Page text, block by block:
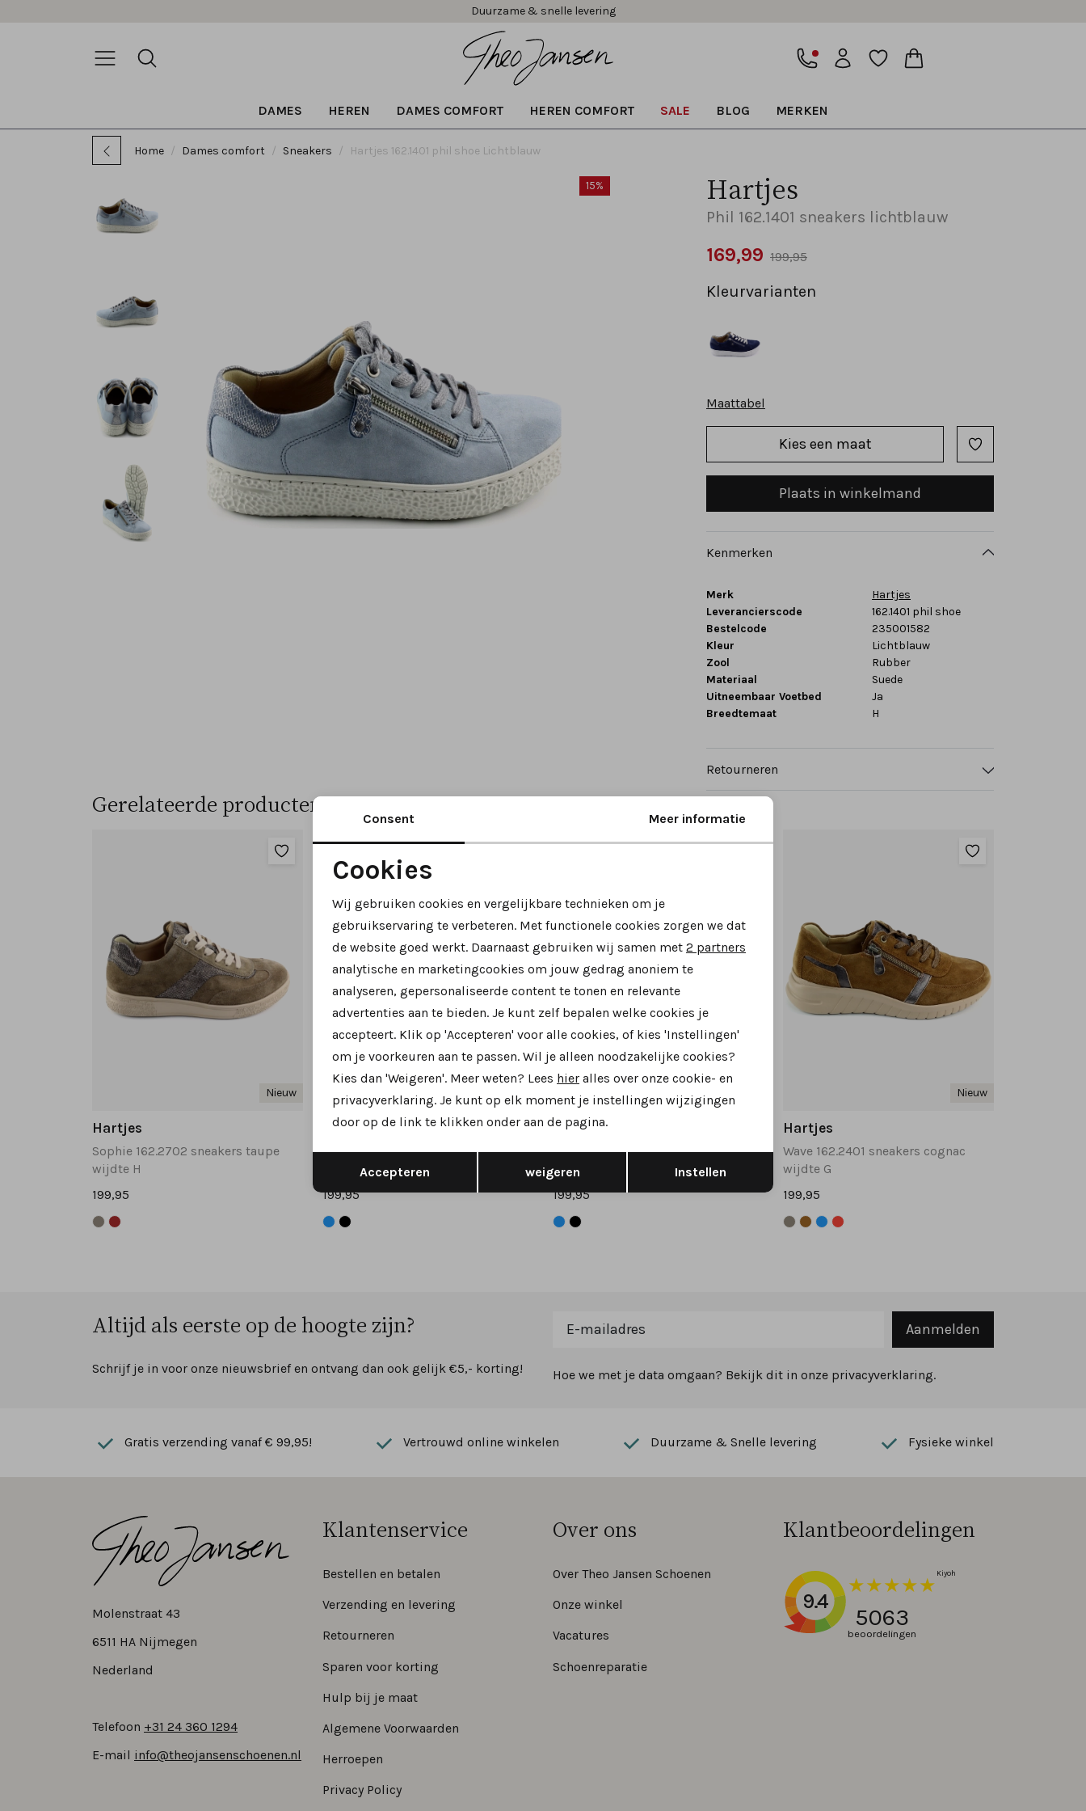
Duurzame & snelle levering
DAMES HEREN DAMES COMFORT HEREN COMFORT SALE BLOG MERKEN
Home Dames comfort Sneakers Hartjes 162.1401 phil shoe Lichtblauw
15% Hartjes
Phil 162.1401 sneakers lichtblauw
169,99 199,95
Kleurvarianten
Maattabel
Kies een maat
Plaats in winkelmand
Kenmerken
Merk
Hartjes
Leverancierscode
162.1401 phil shoe
Bestelcode
235001582
Kleur
Lichtblauw
Zool
Rubber
Materiaal
Suede
Uitneembaar Voetbed
Ja
Breedtemaat
H
Retourneren
Gerelateerde producten
Nieuw
Hartjes
Sophie 162.2702 sneakers taupe
wijdte H
199,95
Nieuw
Hartjes
Sophie 162.2701 sneakers zwart
wijdte H
199,95
Hartjes
Sophie 162.2701 sneakers donkerblauw
wijdte H
199,95
Nieuw
Hartjes
Wave 162.2401 sneakers cognac
wijdte G
199,95
Altijd als eerste op de hoogte zijn?
Schrijf je in voor onze nieuwsbrief en ontvang dan ook gelijk €5,- korting!
Aanmelden
Hoe we met je data omgaan? Bekijk dit in onze privacyverklaring.
Gratis verzending vanaf € 99,95! Vertrouwd online winkelen Duurzame & Snelle levering Fysieke winkel
Molenstraat 43
6511 HA Nijmegen
Nederland
Telefoon +31 24 360 1294
E-mail info@theojansenschoenen.nl
Klantenservice
Bestellen en betalen
Verzending en levering
Retourneren
Sparen voor korting
Hulp bij je maat
Algemene Voorwaarden
Herroepen
Privacy Policy
Over ons
Over Theo Jansen Schoenen
Onze winkel
Vacatures
Schoenreparatie
Klantbeoordelingen
9.4
5063
beoordelingen
Noodzakelijke cookies
Analytische cookies Marketing cookies
Terug Opslaan
Consent Meer informatie
Cookies
Wij gebruiken cookies en vergelijkbare technieken om je
gebruikservaring te verbeteren. Met functionele cookies zorgen we dat
de website goed werkt. Daarnaast gebruiken wij samen met 2 partners
analytische en marketingcookies om jouw gedrag anoniem te
analyseren, gepersonaliseerde content te tonen en relevante
advertenties aan te bieden. Je kunt zelf bepalen welke cookies je
accepteert. Klik op 'Accepteren' voor alle cookies, of kies 'Instellingen'
om je voorkeuren aan te passen. Wil je alleen noodzakelijke cookies?
Kies dan 'Weigeren'. Meer weten? Lees hier alles over onze cookie- en
privacyverklaring. Je kunt op elk moment je instellingen wijzigingen
door op de link te klikken onder aan de pagina.
Accepteren weigeren Instellen